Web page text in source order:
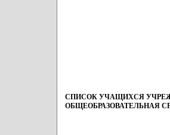
СПИСОК УЧАЩИХСЯ
ОБЩЕОБРАЗОВАТЕЛЬНАЯ